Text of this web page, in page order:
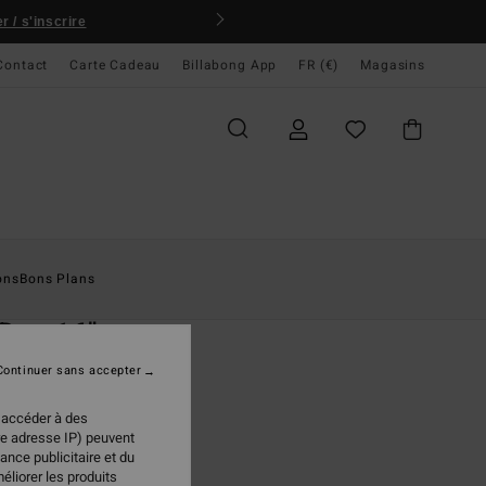
/ s'inscrire
Carte Cadeau Billabong App FR (€) Magasins
Bons Plans
16"
de bain Jaune Homme
€
à des
adresse IP) peuvent
publicitaire et du
les produits
sans accepter